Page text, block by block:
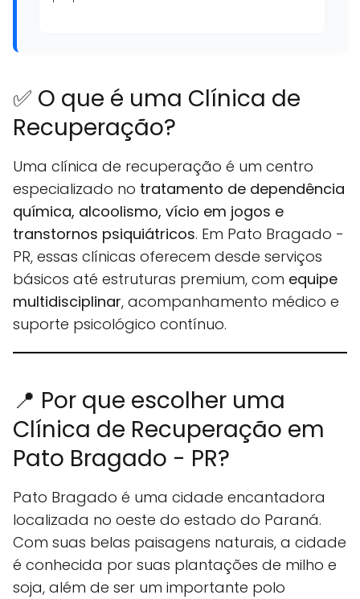
✅ O que é uma Clínica de
Recuperação?
Uma clínica de recuperação é um centro
especializado no tratamento de dependência
química, alcoolismo, vício em jogos e
transtornos psiquiátricos. Em Pato Bragado -
PR, essas clínicas oferecem desde serviços
básicos até estruturas premium, com equipe
multidisciplinar, acompanhamento médico e
suporte psicológico contínuo.
📍 Por que escolher uma
Clínica de Recuperação em
Pato Bragado - PR?
Pato Bragado é uma cidade encantadora
localizada no oeste do estado do Paraná.
Com suas belas paisagens naturais, a cidade
é conhecida por suas plantações de milho e
soja, além de ser um importante polo